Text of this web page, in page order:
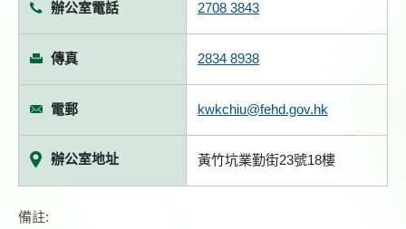
辦公室電話 2708 3843
傳真 2834 8938
電郵 kwkchiu@fehd.gov.hk
辦公室地址 黃竹坑業勤街23號18樓
備註: